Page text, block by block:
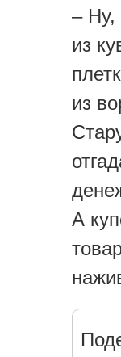
– Ну,
из
из
А